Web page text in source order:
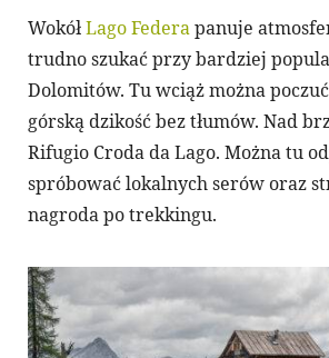
WokółLago Federapanuje
trudno szukać przy bardziej
Dolomitów. Tu wciąż można
górską dzikość bez tłumów. Nad
Rifugio Croda da Lago. Można tu
spróbować lokalnych serów oraz
nagroda po trekkingu.